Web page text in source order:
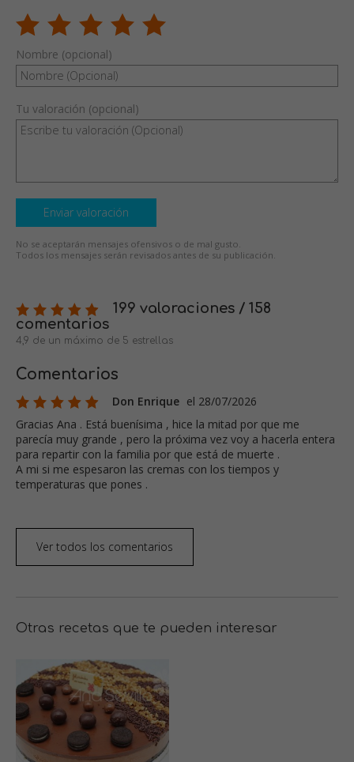
Nombre (opcional)
Tu valoración (opcional)
Enviar valoración
No se aceptarán mensajes ofensivos o de mal gusto.
Todos los mensajes serán revisados antes de su publicación.
199 valoraciones / 158
comentarios
4,9 de un máximo de 5 estrellas
Comentarios
Don Enrique el 28/07/2026
Gracias Ana . Está buenísima , hice la mitad por que me
parecía muy grande , pero la próxima vez voy a hacerla entera
para repartir con la familia por que está de muerte .
A mi si me espesaron las cremas con los tiempos y
temperaturas que pones .
Ver todos los comentarios
Otras recetas que te pueden interesar